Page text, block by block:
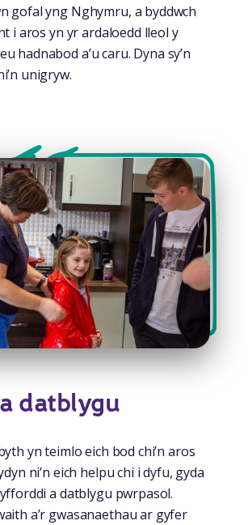
gofal yng Nghymru, a byddwch
i aros yn yr ardaloedd lleol y
hadnabod a’u caru. Dyna sy’n
unigryw.
datblygu
yn teimlo eich bod chi’n aros
ni’n eich helpu chi i dyfu, gyda
a datblygu pwrpasol.
a’r gwasanaethau ar gyfer